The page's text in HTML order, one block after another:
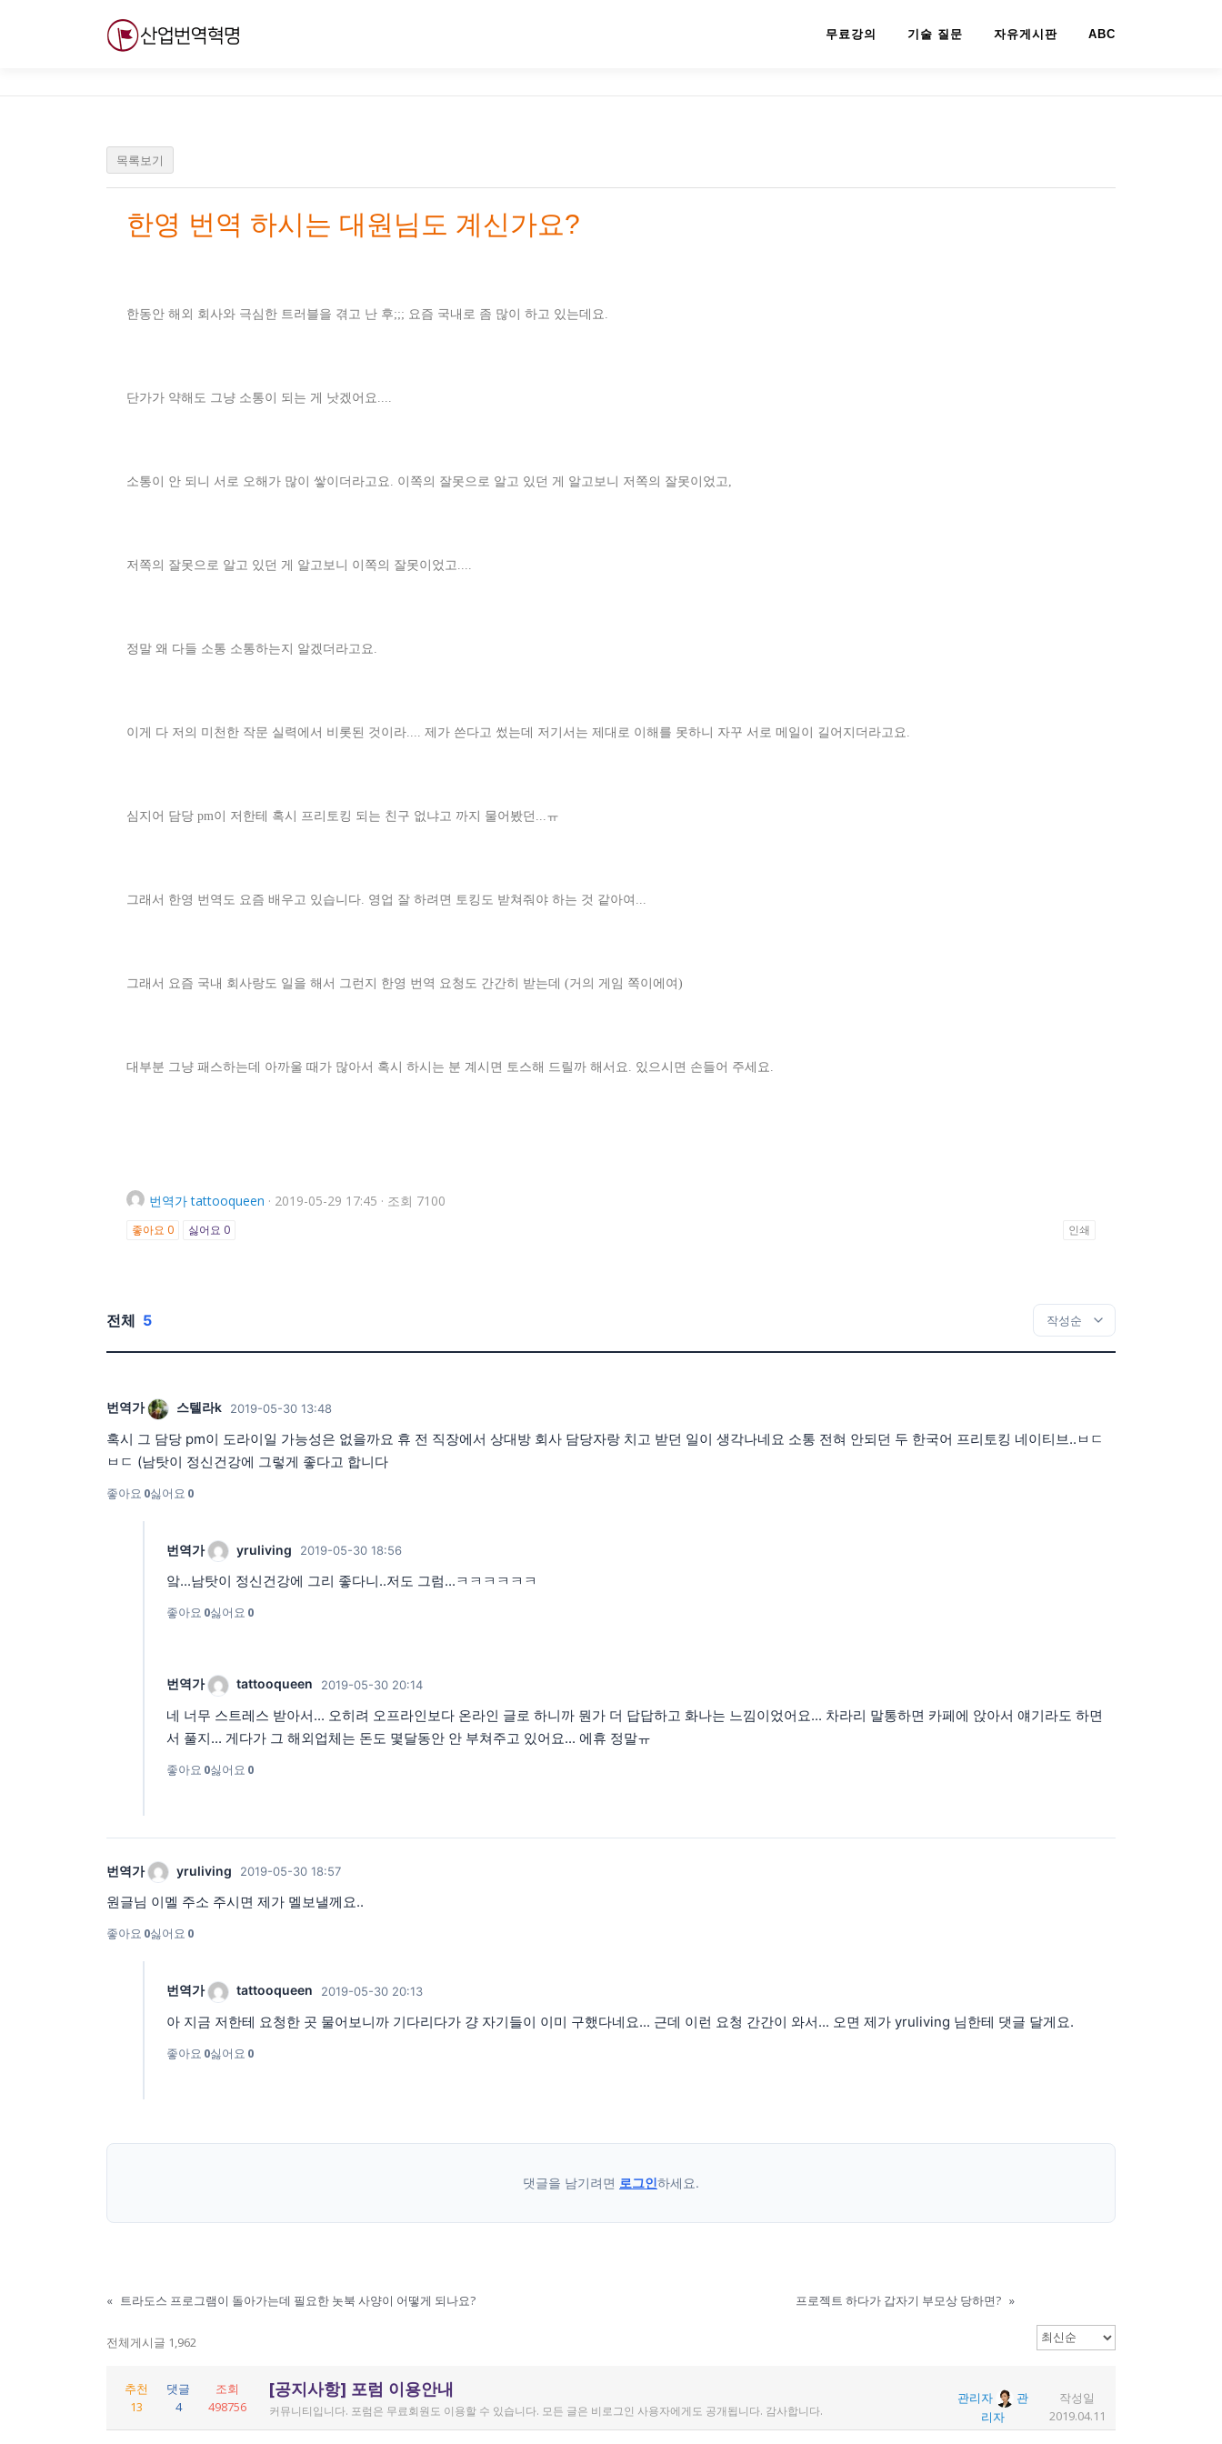
무료강의 기술 질문 자유게시판 ABC
목록보기
한영 번역 하시는 대원님도 계신가요?
한동안 해외 회사와 극심한 트러블을 겪고 난 후;;; 요즘 국내로 좀 많이 하고 있는데요.
단가가 약해도 그냥 소통이 되는 게 낫겠어요....
소통이 안 되니 서로 오해가 많이 쌓이더라고요. 이쪽의 잘못으로 알고 있던 게 알고보니 저쪽의 잘못이었고,
저쪽의 잘못으로 알고 있던 게 알고보니 이쪽의 잘못이었고....
정말 왜 다들 소통 소통하는지 알겠더라고요.
이게 다 저의 미천한 작문 실력에서 비롯된 것이라.... 제가 쓴다고 썼는데 저기서는 제대로 이해를 못하니 자꾸 서로 메일이 길어지더라고요.
심지어 담당 pm이 저한테 혹시 프리토킹 되는 친구 없냐고 까지 물어봤던...ㅠ
그래서 한영 번역도 요즘 배우고 있습니다. 영업 잘 하려면 토킹도 받쳐줘야 하는 것 같아여...
그래서 요즘 국내 회사랑도 일을 해서 그런지 한영 번역 요청도 간간히 받는데 (거의 게임 쪽이에여)
대부분 그냥 패스하는데 아까울 때가 많아서 혹시 하시는 분 계시면 토스해 드릴까 해서요. 있으시면 손들어 주세요.
번역가tattooqueen · 2019-05-29 17:45 · 조회 7100
좋아요 0 싫어요 0 인쇄
전체 5
번역가 스텔라k 2019-05-30 13:48
혹시 그 담당 pm이 도라이일 가능성은 없을까요 휴 전 직장에서 상대방 회사 담당자랑 치고 받던 일이 생각나네요 소통 전혀 안되던 두 한국어 프리토킹 네이티브..ㅂㄷ
ㅂㄷ (남탓이 정신건강에 그렇게 좋다고 합니다
좋아요 0싫어요 0
번역가 yruliving 2019-05-30 18:56
앜...남탓이 정신건강에 그리 좋다니..저도 그럼...ㅋㅋㅋㅋㅋㅋ
좋아요 0싫어요 0
번역가 tattooqueen 2019-05-30 20:14
네 너무 스트레스 받아서... 오히려 오프라인보다 온라인 글로 하니까 뭔가 더 답답하고 화나는 느낌이었어요... 차라리 말통하면 카페에 앉아서 얘기라도 하면
서 풀지... 게다가 그 해외업체는 돈도 몇달동안 안 부쳐주고 있어요... 에휴 정말ㅠ
좋아요 0싫어요 0
번역가 yruliving 2019-05-30 18:57
원글님 이멜 주소 주시면 제가 멜보낼께요..
좋아요 0싫어요 0
번역가 tattooqueen 2019-05-30 20:13
아 지금 저한테 요청한 곳 물어보니까 기다리다가 걍 자기들이 이미 구했다네요... 근데 이런 요청 간간이 와서... 오면 제가 yruliving 님한테 댓글 달게요.
좋아요 0싫어요 0
댓글을 남기려면 로그인하세요.
« 트라도스 프로그램이 돌아가는데 필요한 놋북 사양이 어떻게 되나요? 프로젝트 하다가 갑자기 부모상 당하면? »
전체게시글 1,962
추천
13
댓글
4
조회
498756
[공지사항] 포럼 이용안내
커뮤니티입니다. 포럼은 무료회원도 이용할 수 있습니다. 모든 글은 비로그인 사용자에게도 공개됩니다. 감사합니다.
관리자
관
리자
작성일
2019.04.11